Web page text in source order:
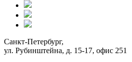
Санкт-Петербург,
ул. Рубинштейна, д. 15-17, офис 251